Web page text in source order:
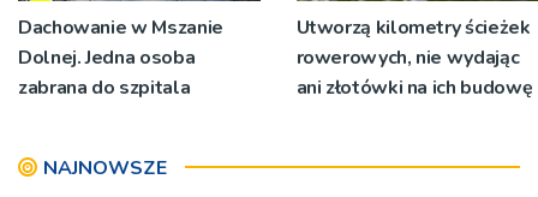
Dachowanie w Mszanie
Dolnej. Jedna osoba
zabrana do szpitala
Utworzą kilometry ścieżek
rowerowych, nie wydając
ani złotówki na ich budowę
NAJNOWSZE